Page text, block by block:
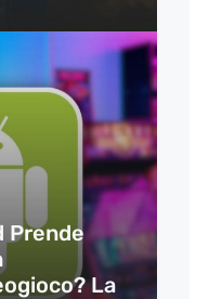
Prende
La